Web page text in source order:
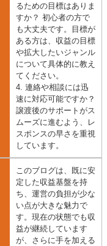
るための目標はありま
すか？ 初心者の方で
も大丈夫です。目標が
ある方は、収益の目標
や拡大したいジャンル
について具体的に教え
てください。
4. 連絡や相談には迅
速に対応可能ですか？
譲渡後のサポートがス
ムーズに進むよう、レ
スポンスの早さを重視
しています。
このブログは、既に安
定した収益基盤を持
ち、運営の負担が少な
い点が大きな魅力で
す。現在の状態でも収
益が継続しています
が、さらに手を加える